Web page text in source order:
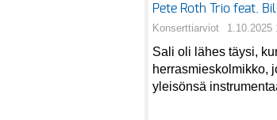
Pete Roth Trio feat.
Konserttiarviot 1.10.2025
Sali oli lähes täysi,
herrasmieskolmikko,
yleisönsä